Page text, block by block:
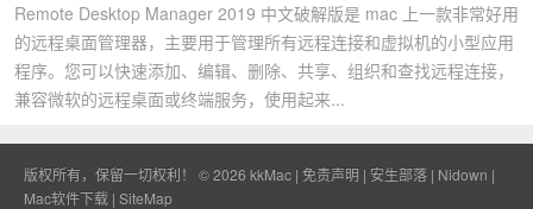
Remote Desktop Manager 2019 中文破解版是 mac 上一款非常好用
的远程桌面管理器，主要用于管理所有远程连接和虚拟机的小型应用
程序。您可以快速添加、编辑、删除、共享、组织和查找远程连接，
兼容微软的远程桌面或终端服务，使用起来...
版权所有，保留一切权利！ © 2026 kkMac | 免责声明 | 安生部落 | Nidown |
Mac软件下载 | SiteMap